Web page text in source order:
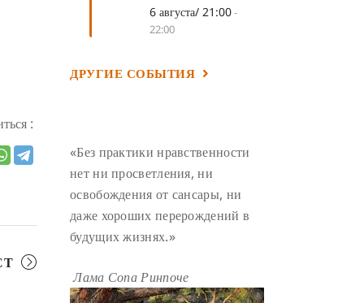
:
ПОДНОШЕНИЯ (4)
ВОСЕМЬ СТРОФ(4)
ТРЕНИРОВКА УМА(3)
МОНАШЕСТВО (3)
ПРЕДВАРИТЕЛЬНЫЕ ПРАКТИКИ
(3)
ЧОКОР ДЮЧЕН(3)
6 августа/ 21:00-
22:00
ДРУГИЕ СОБЫТИЯ
«Без практики нравственности
нет ни просветления, ни
освобождения от сансары, ни
даже хороших перерождений в
будущих жизнях.»
Лама Сопа Ринпоче